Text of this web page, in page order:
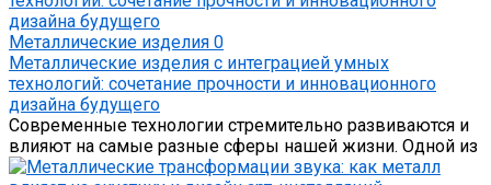
Металлические изделия 0
Металлические изделия с интеграцией умных
технологий: сочетание прочности и инновационного
дизайна будущего
Современные технологии стремительно развиваются и
влияют на самые разные сферы нашей жизни. Одной из